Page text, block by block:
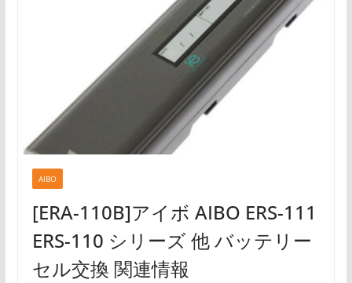
AIBO
[ERA-110B]アイボ AIBO ERS-111
ERS-110 シリーズ 他 バッテリー
セル交換 関連情報